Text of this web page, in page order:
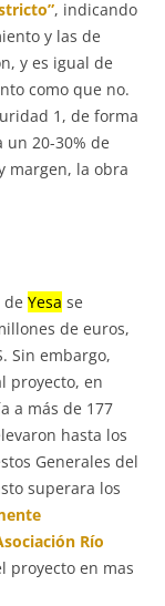
, indicando
y las de
y es igual de
como que no.
1, de forma
20-30% de
margen, la obra
de Yesa se
de euros,
Sin embargo,
proyecto, en
a más de 177
hasta los
Generales del
superara los
Río
proyecto en mas